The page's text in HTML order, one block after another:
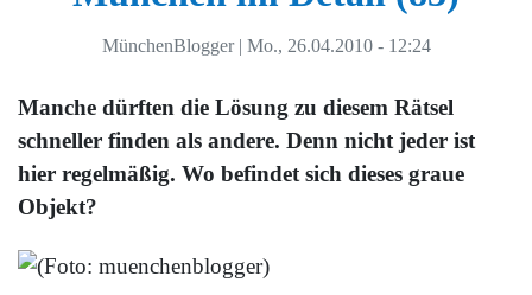
MünchenBlogger | Mo., 26.04.2010 - 12:24
Manche dürften die Lösung zu diesem Rätsel
schneller finden als andere. Denn nicht jeder ist
hier regelmäßig. Wo befindet sich dieses graue
Objekt?